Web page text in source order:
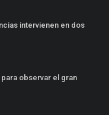
intervienen en dos
observar el gran